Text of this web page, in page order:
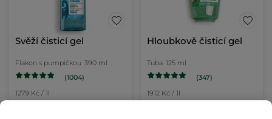
Svěží čisticí gel
Flakon s pumpičkou 390 ml
(1004)
1279 Kč / 1l
Hloubkově čisticí gel
Tuba 125 ml
(347)
1912 Kč / 1l